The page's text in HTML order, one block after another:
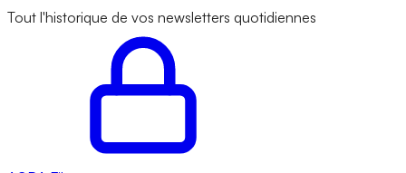
Tout l'historique de vos newsletters quotidiennes